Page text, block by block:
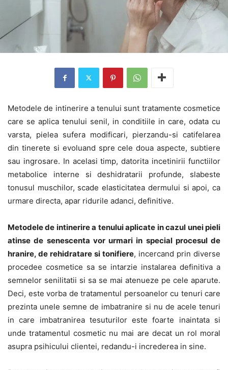
Metodele de intinerire a tenului sunt tratamente cosmetice
care se aplica tenului senil, in conditiile in care, odata cu
varsta, pielea sufera modificari, pierzandu-si catifelarea
din tinerete si evoluand spre cele doua aspecte, subtiere
sau ingrosare. In acelasi timp, datorita incetinirii functiilor
metabolice interne si deshidratarii profunde, slabeste
tonusul muschilor, scade elasticitatea dermului si apoi, ca
urmare directa, apar ridurile adanci, definitive.
Metodele de intinerire a tenului aplicate in cazul unei pieli
atinse de senescenta vor urmari in special procesul de
hranire, de rehidratare si tonifiere, incercand prin diverse
procedee cosmetice sa se intarzie instalarea definitiva a
semnelor senilitatii si sa se mai atenueze pe cele aparute.
Deci, este vorba de tratamentul persoanelor cu tenuri care
prezinta unele semne de imbatranire si nu de acele tenuri
in care imbatranirea tesuturilor este foarte inaintata si
unde tratamentul cosmetic nu mai are decat un rol moral
asupra psihicului clientei, redandu-i increderea in sine.